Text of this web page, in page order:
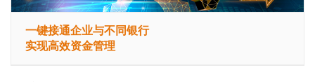
一键接通企业与不同银行
实现高效资金管理